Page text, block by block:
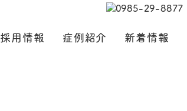
採用情報 症例紹介 新着情報